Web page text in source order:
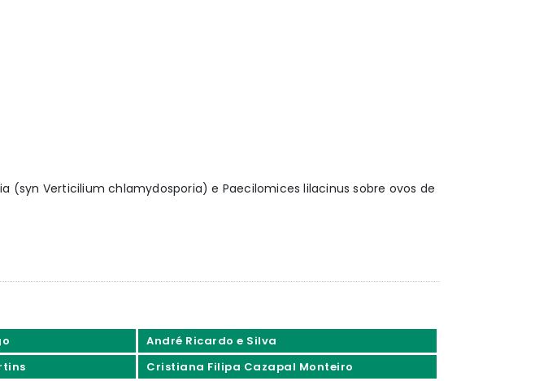
(syn Verticilium chlamydosporia) e Paecilomices lilacinus sobre ovos de
André Ricardo e Silva
Cristiana Filipa Cazapal Monteiro